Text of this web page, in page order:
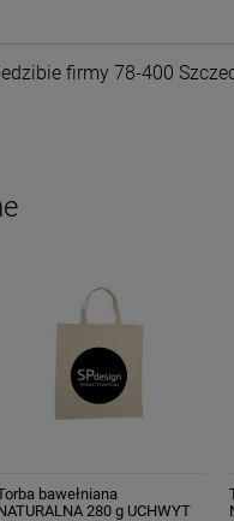
firmy 78-400
bawełniana
280 g UCHWYT